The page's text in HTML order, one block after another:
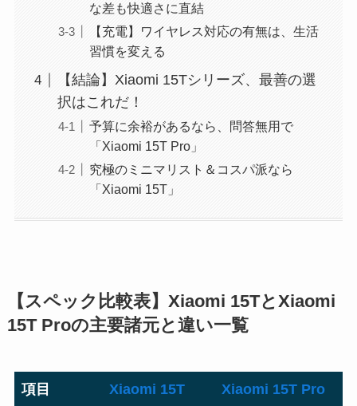
な差も快適さに直結
【充電】ワイヤレス対応の有無は、生活
習慣を変える
【結論】Xiaomi 15Tシリーズ、最善の選
択はこれだ！
予算に余裕があるなら、問答無用で
「Xiaomi 15T Pro」
究極のミニマリスト＆コスパ派なら
「Xiaomi 15T」
【スペック比較表】Xiaomi 15TとXiaomi
15T Proの主要諸元と違い一覧
項目 Xiaomi 15T Xiaomi 15T Pro